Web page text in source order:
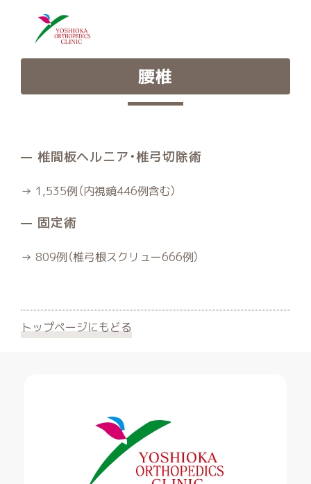
腰椎
椎間板ヘルニア・椎弓切除術
→ 1,535例（内視鏡446例含む）
固定術
→ 809例（椎弓根スクリュー666例）
トップページにもどる